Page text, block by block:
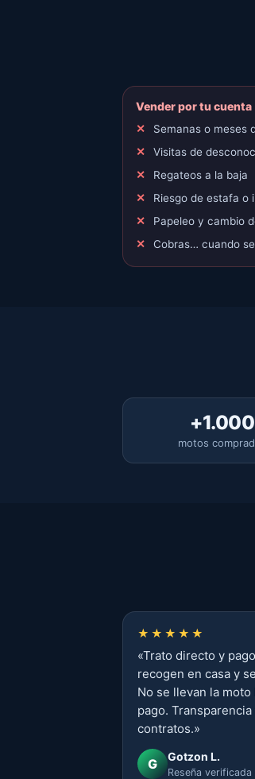
Vender por tu cuenta
Semanas o meses
Visitas de
Regateos a la baja
Riesgo de estafa o
Papeleo y cambio
Cobras… cuando
+1.000
motos
★★★★★
«Trato directo y
recogen en casa y
No se llevan la
pago.
contratos.»
G Gotzon L.
Reseña verificada